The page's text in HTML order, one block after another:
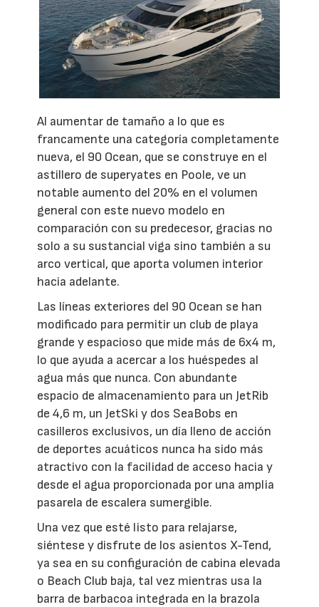
Al aumentar de tamaño a lo que es
francamente una categoría completamente
nueva, el 90 Ocean, que se construye en el
astillero de superyates en Poole, ve un
notable aumento del 20% en el volumen
general con este nuevo modelo en
comparación con su predecesor, gracias no
solo a su sustancial viga sino también a su
arco vertical, que aporta volumen interior
hacia adelante.
Las líneas exteriores del 90 Ocean se han
modificado para permitir un club de playa
grande y espacioso que mide más de 6x4 m,
lo que ayuda a acercar a los huéspedes al
agua más que nunca. Con abundante
espacio de almacenamiento para un JetRib
de 4,6 m, un JetSki y dos SeaBobs en
casilleros exclusivos, un día lleno de acción
de deportes acuáticos nunca ha sido más
atractivo con la facilidad de acceso hacia y
desde el agua proporcionada por una amplia
pasarela de escalera sumergible.
Una vez que esté listo para relajarse,
siéntese y disfrute de los asientos X-Tend,
ya sea en su configuración de cabina elevada
o Beach Club baja, tal vez mientras usa la
barra de barbacoa integrada en la brazola